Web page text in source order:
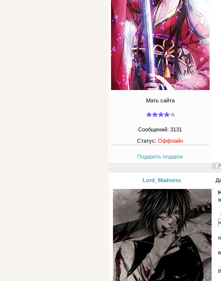
Мать сайта
Сообщений:3131
Статус:Оффлайн
Подарить подарок
Lord_Madness